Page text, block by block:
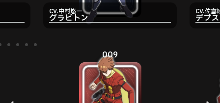
CV.中村悠一
グラビトン
CV.佐倉
デプス
009